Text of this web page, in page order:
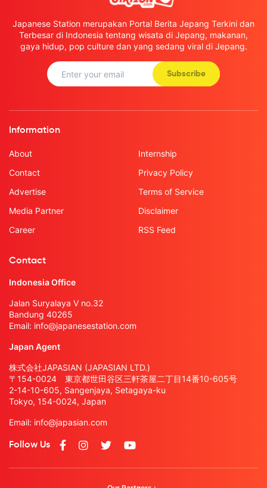
Japanese Station merupakan Portal Berita Jepang Terkini dan
Terbesar di Indonesia tentang wisata di Jepang, makanan,
gaya hidup, pop culture dan yang sedang viral di Jepang.
Subscribe
Information
About
Contact
Advertise
Media Partner
Career
Internship
Privacy Policy
Terms of Service
Disclaimer
RSS Feed
Contact
Indonesia Office
Jalan Suryalaya V no.32
Bandung 40265
Email: info@japanesestation.com
Japan Agent
株式会社JAPASIAN (JAPASIAN LTD.)
〒154-0024 東京都世田谷区三軒茶屋二丁目14番10-605号
2-14-10-605, Sangenjaya, Setagaya-ku
Tokyo, 154-0024, Japan
Email: info@japasian.com
Follow Us